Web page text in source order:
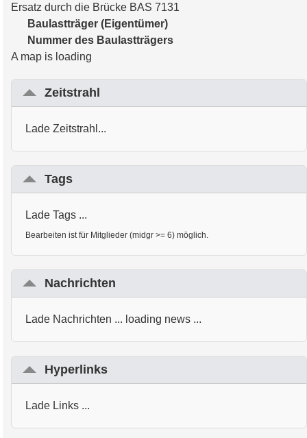
Ersatz durch die Brücke BAS 7131
Baulastträger (Eigentümer)
Nummer des Baulastträgers
A map is loading
Zeitstrahl
Lade Zeitstrahl...
Tags
Lade Tags ...
Bearbeiten ist für Mitglieder (midgr >= 6) möglich.
Nachrichten
Lade Nachrichten ... loading news ...
Hyperlinks
Lade Links ...